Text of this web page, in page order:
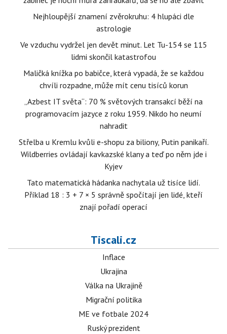
Nejhloupější znamení zvěrokruhu: 4 hlupáci dle
astrologie
Ve vzduchu vydržel jen devět minut. Let Tu-154 se 115
lidmi skončil katastrofou
Maličká knížka po babičce, která vypadá, že se každou
chvíli rozpadne, může mít cenu tisíců korun
„Azbest IT světa“: 70 % světových transakcí běží na
programovacím jazyce z roku 1959. Nikdo ho neumí
nahradit
Střelba u Kremlu kvůli e-shopu za biliony, Putin panikaří.
Wildberries ovládají kavkazské klany a teď po něm jde i
Kyjev
Tato matematická hádanka nachytala už tisíce lidí.
Příklad 18 : 3 + 7 × 5 správně spočítají jen lidé, kteří
znají pořadí operací
Tiscali.cz
Inflace
Ukrajina
Válka na Ukrajině
Migrační politika
ME ve fotbale 2024
Ruský prezident